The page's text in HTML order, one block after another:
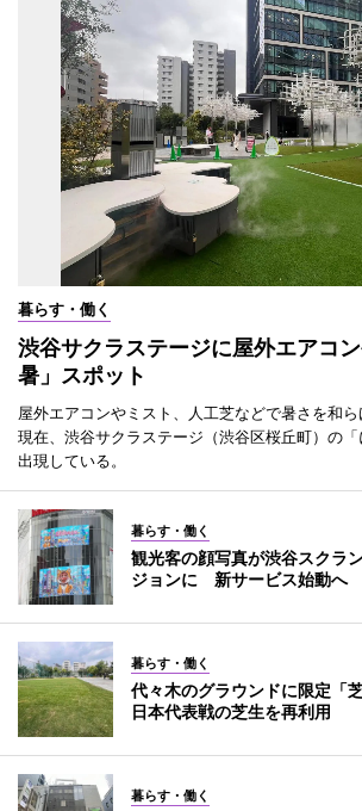
暮らす・働く
渋谷サクラステージに屋外エアコ
暑」スポット
屋外エアコンやミスト、人工芝などで暑さを和
現在、渋谷サクラステージ（渋谷区桜丘町）の
出現している。
暮らす・働く
観光客の顔写真が渋谷スクラ
ジョンに 新サービス始動へ
暮らす・働く
代々木のグラウンドに限定「
日本代表戦の芝生を再利用
暮らす・働く